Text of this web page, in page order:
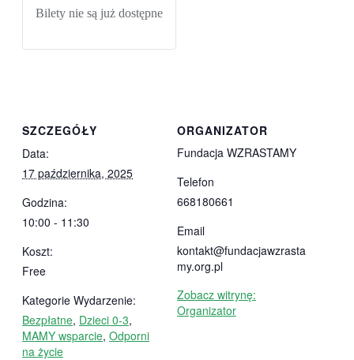
SZCZEGÓŁY
Data:
17 października, 2025
Godzina:
10:00 - 11:30
Koszt:
Free
Kategorie Wydarzenie:
Bezpłatne, Dzieci 0-3,
MAMY wsparcie, Odporni
na życie
ORGANIZATOR
Fundacja WZRASTAMY
Telefon
668180661
Email
kontakt@fundacjawzrasta
my.org.pl
Zobacz witrynę:
Organizator
Bilety nie są już dostępne